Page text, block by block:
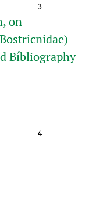
3
on
Bíbliography
4